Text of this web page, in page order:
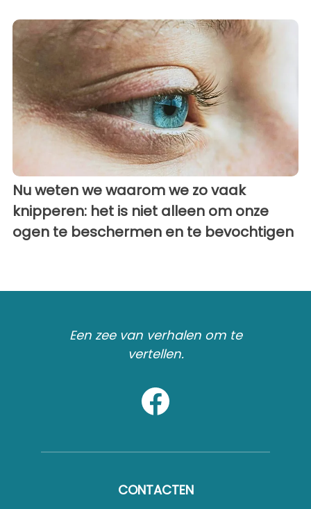
Nu weten we waarom we zo vaak
knipperen: het is niet alleen om onze
ogen te beschermen en te bevochtigen
Een zee van verhalen om te
vertellen.
CONTACTEN